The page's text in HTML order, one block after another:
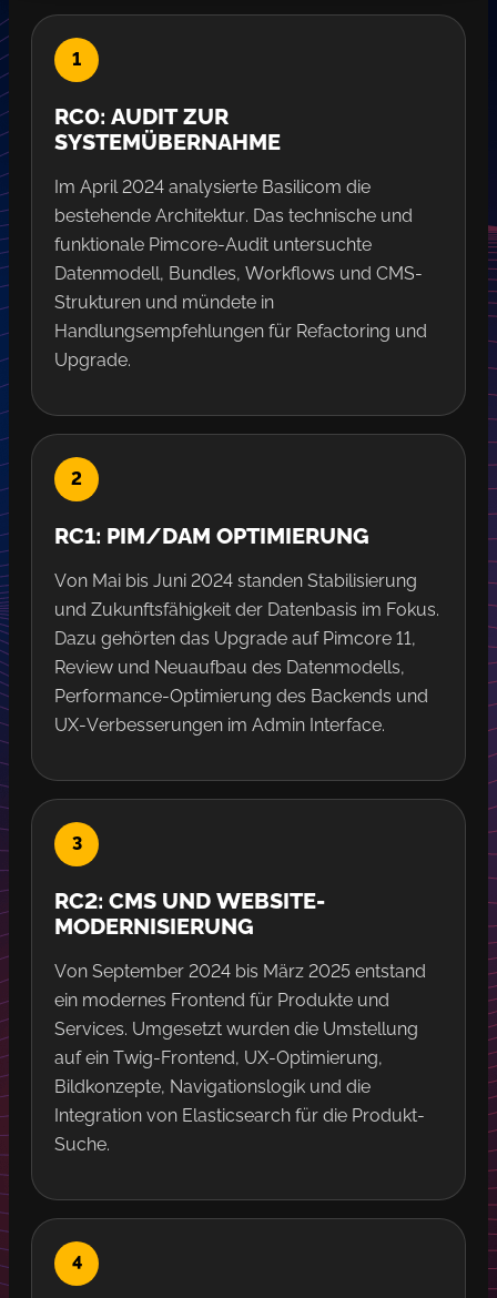
RC0: AUDIT ZUR
SYSTEMÜBERNAHME
Im April 2024 analysierte Basilicom die
bestehende Architektur. Das technische und
funktionale Pimcore-Audit untersuchte
Datenmodell, Bundles, Workflows und CMS-
Strukturen und mündete in
Handlungsempfehlungen für Refactoring und
Upgrade.
RC1: PIM/DAM OPTIMIERUNG
Von Mai bis Juni 2024 standen Stabilisierung
und Zukunftsfähigkeit der Datenbasis im Fokus.
Dazu gehörten das Upgrade auf Pimcore 11,
Review und Neuaufbau des Datenmodells,
Performance-Optimierung des Backends und
UX-Verbesserungen im Admin Interface.
RC2: CMS UND WEBSITE-
MODERNISIERUNG
Von September 2024 bis März 2025 entstand
ein modernes Frontend für Produkte und
Services. Umgesetzt wurden die Umstellung
auf ein Twig-Frontend, UX-Optimierung,
Bildkonzepte, Navigationslogik und die
Integration von Elasticsearch für die Produkt-
Suche.